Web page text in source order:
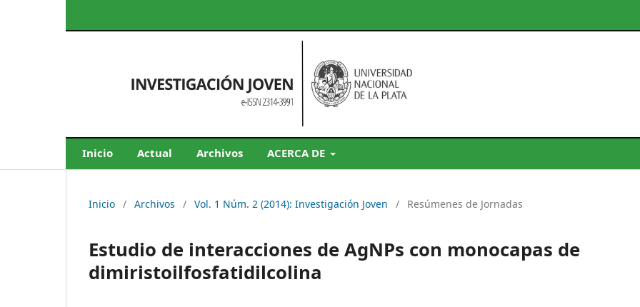
Inicio Actual Archivos ACERCA DE
Inicio / Archivos / Vol. 1 Núm. 2 (2014): Investigación Joven / Resúmenes de Jornadas
Estudio de interacciones de AgNPs con monocapas de
dimiristoilfosfatidilcolina